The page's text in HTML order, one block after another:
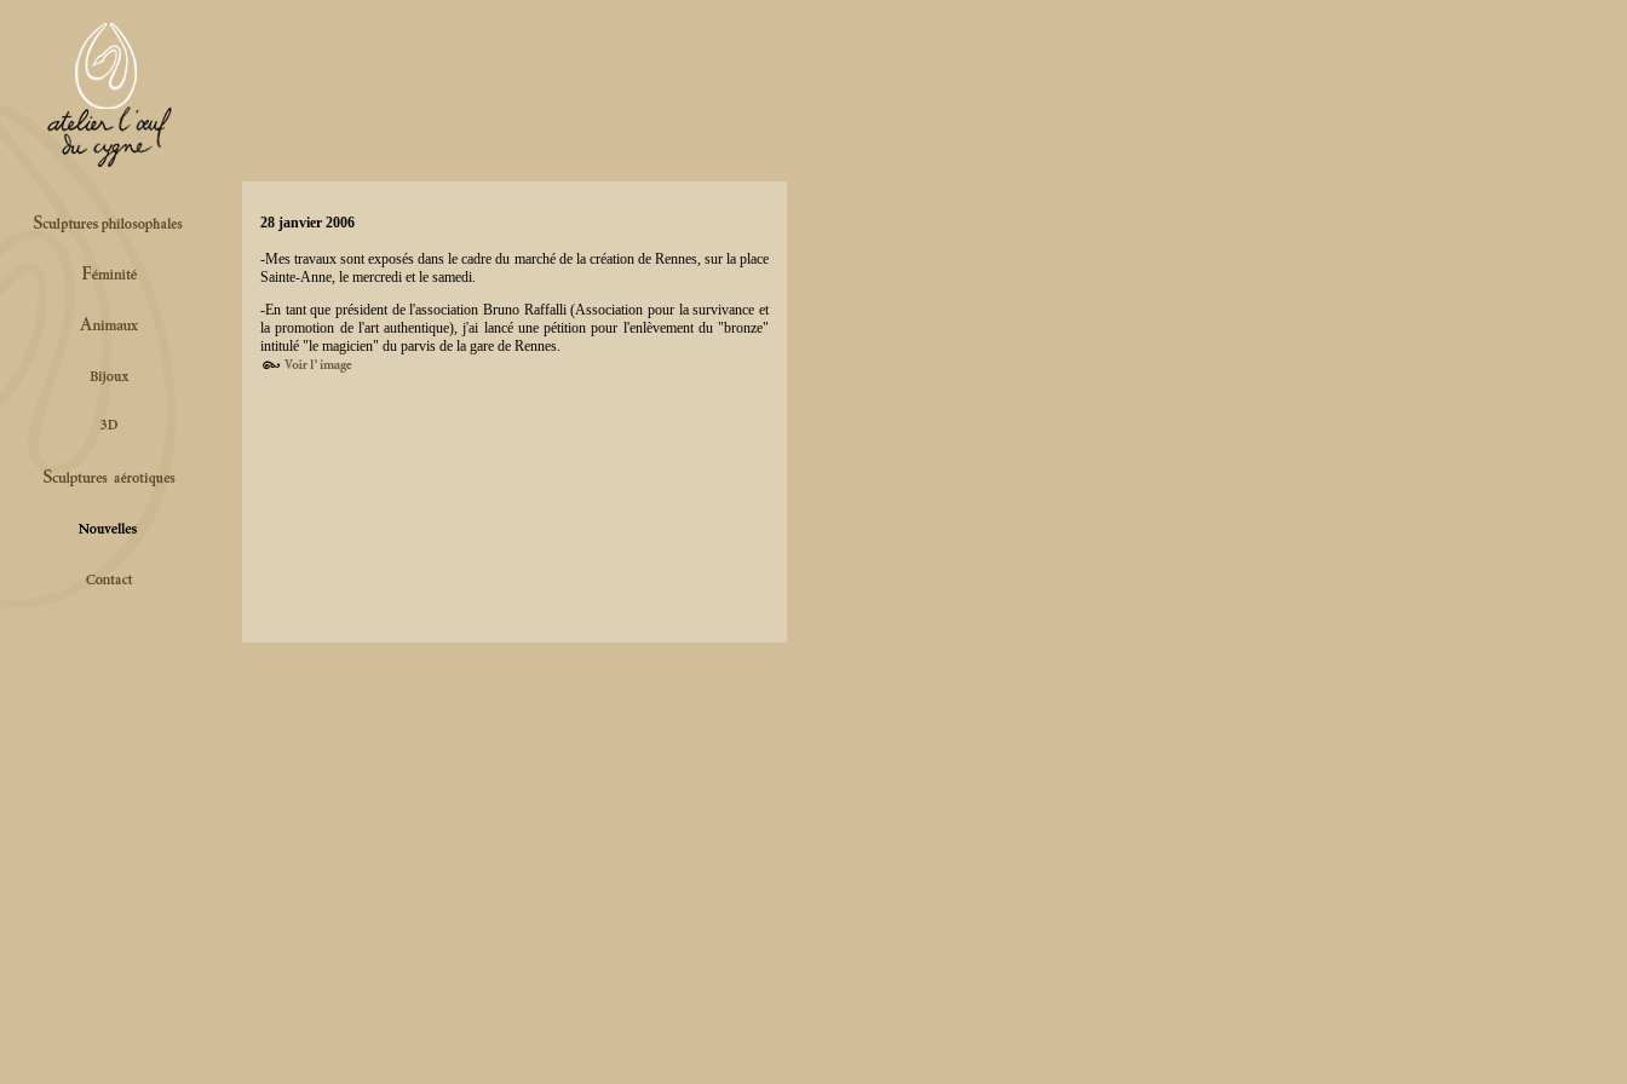
28 janvier 2006
-Mes travaux sont exposés dans le cadre du marché de la création de Rennes, sur la place
Sainte-Anne, le mercredi et le samedi.
-En tant que président de l'association Bruno Raffalli (Association pour la survivance et
la promotion de l'art authentique), j'ai lancé une pétition pour l'enlèvement du "bronze"
intitulé "le magicien" du parvis de la gare de Rennes.